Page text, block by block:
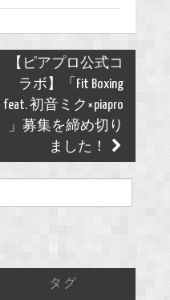
【ピアプロ公式コ
ラボ】「Fit Boxing
feat. 初音ミク×piapro
」募集を締め切り
ました！
タグ